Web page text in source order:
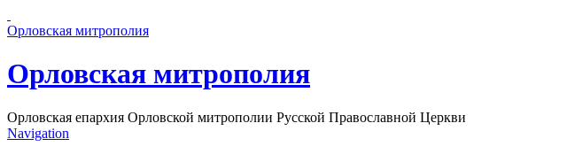
Орловская митрополия
Орловская митрополия
Орловская епархия Орловской митрополии Русской Православной Церкви
Navigation